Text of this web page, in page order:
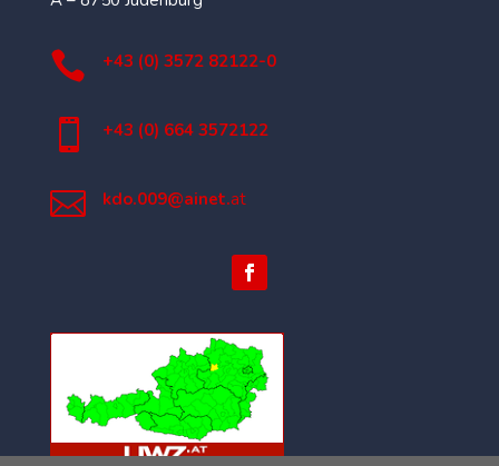
 +43 (0) 3572 82122-0
 +43 (0) 664 3572122
 kdo.009@ainet.at